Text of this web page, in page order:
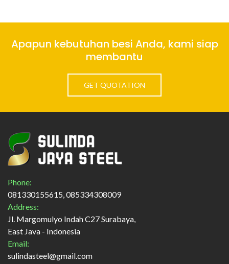
Apapun kebutuhan besi Anda, kami siap
membantu
GET QUOTATION
Phone:
081330155615, 085334308009
Address:
Jl. Margomulyo Indah C27 Surabaya,
East Java - Indonesia
Email:
sulindasteel@gmail.com